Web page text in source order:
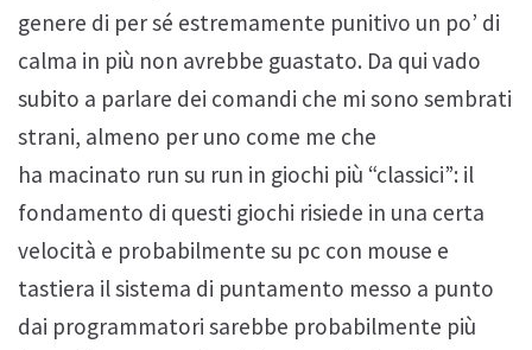
genere di per sé estremamente punitivo un po’ di
calma in più non avrebbe guastato. Da qui vado
subito a parlare dei comandi che mi sono sembrati
strani, almeno per uno come me che
ha macinato run su run in giochi più “classici”: il
fondamento di questi giochi risiede in una certa
velocità e probabilmente su pc con mouse e
tastiera il sistema di puntamento messo a punto
dai programmatori sarebbe probabilmente più